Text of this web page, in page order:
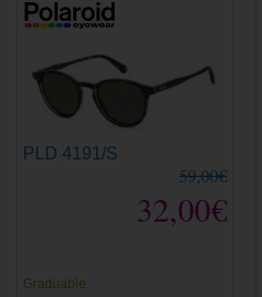
PLD 4191/S
59,00€
32,00€
Graduable